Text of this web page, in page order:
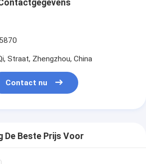
Straat, Zhengzhou, China
Contact nu
De Beste Prijs Voor